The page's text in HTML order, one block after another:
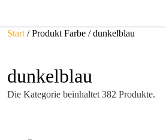
Start / Produkt Farbe / dunkelblau
dunkelblau
Die Kategorie beinhaltet 382 Produkte.